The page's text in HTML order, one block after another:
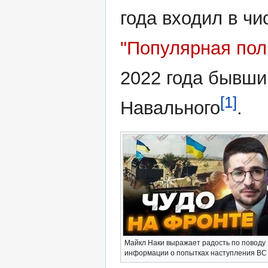
года входил в
"Популярная
2022 года
Навального[1].
Майкл Наки выражает радость по поводу
информации о попытках наступления